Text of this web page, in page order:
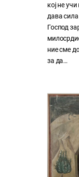
кој нe
дава
Господ
ние сме
за да…